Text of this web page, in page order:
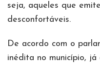
seja, aqueles que
desconfortáveis.
De acordo com o
inédita no município, já